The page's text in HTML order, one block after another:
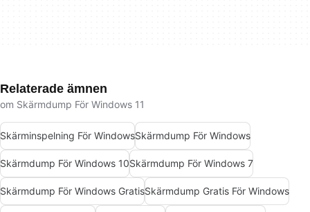
Relaterade ämnen
om Skärmdump För Windows 11
Skärminspelning För WindowsSkärmdump För Windows
Skärmdump För Windows 10Skärmdump För Windows 7
Skärmdump För Windows GratisSkärmdump Gratis För Windows